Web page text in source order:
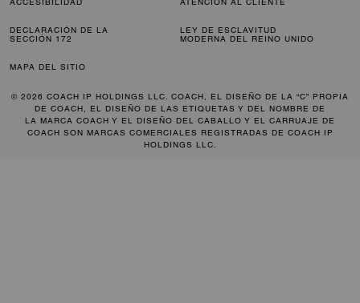
ACCESIBILIDAD ATENCIÓN AL CLIENTE
DECLARACIÓN DE LA
SECCIÓN 172
LEY DE ESCLAVITUD
MODERNA DEL REINO UNIDO
MAPA DEL SITIO
© 2026 COACH IP HOLDINGS LLC. COACH, EL DISEÑO DE LA “C” PROPIA
DE COACH, EL DISEÑO DE LAS ETIQUETAS Y DEL NOMBRE DE
LA MARCA COACH Y EL DISEÑO DEL CABALLO Y EL CARRUAJE DE
COACH SON MARCAS COMERCIALES REGISTRADAS DE COACH IP
HOLDINGS LLC.